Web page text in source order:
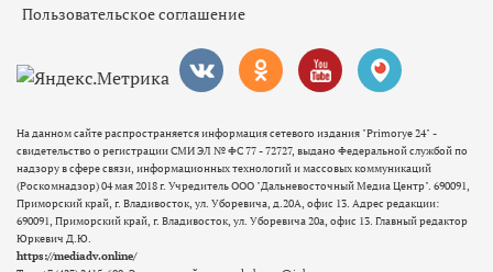
Пользовательское соглашение
На данном сайте распространяется информация сетевого издания "Primorye 24" -
свидетельство о регистрации СМИ ЭЛ № ФС 77 - 72727, выдано Федеральной службой по
надзору в сфере связи, информационных технологий и массовых коммуникаций
(Роскомнадзор) 04 мая 2018 г. Учредитель ООО "Дальневосточный Медиа Центр". 690091,
Приморский край, г. Владивосток, ул. Уборевича, д.20А, офис 13. Адрес редакции:
690091, Приморский край, г. Владивосток, ул. Уборевича 20а, офис 13. Главный редактор
Юркевич Д.Ю.
https://mediadv.online/